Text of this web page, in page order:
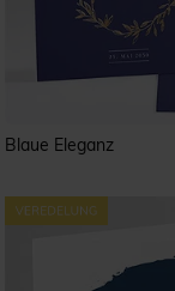
Blaue Eleganz